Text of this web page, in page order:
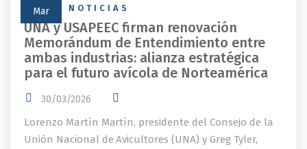
Mar
NEWS NOTICIAS
UNA y USAPEEC firman renovación
Memorándum de Entendimiento entre
ambas industrias: alianza estratégica
para el futuro avícola de Norteamérica
30/03/2026
Lorenzo Martín Martín, presidente del Consejo de la
Unión Nacional de Avicultores (UNA) y Greg Tyler,